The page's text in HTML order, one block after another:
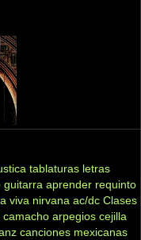
tablaturas letras
guitarra aprender requinto
viva nirvana ac/dc Clases
camacho arpegios cejilla
canciones mexicanas